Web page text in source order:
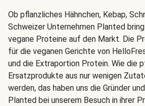
Ob pflanzliches Hähnchen, Kebap,
Schweizer Unternehmen Planted
vegane Proteine auf den Markt. Die
für die veganen Gerichte von
und die Extraportion Protein. Wie die
Ersatzprodukte aus nur wenigen
werden, das haben uns die Gründer
Planted bei unserem Besuch in ihrer